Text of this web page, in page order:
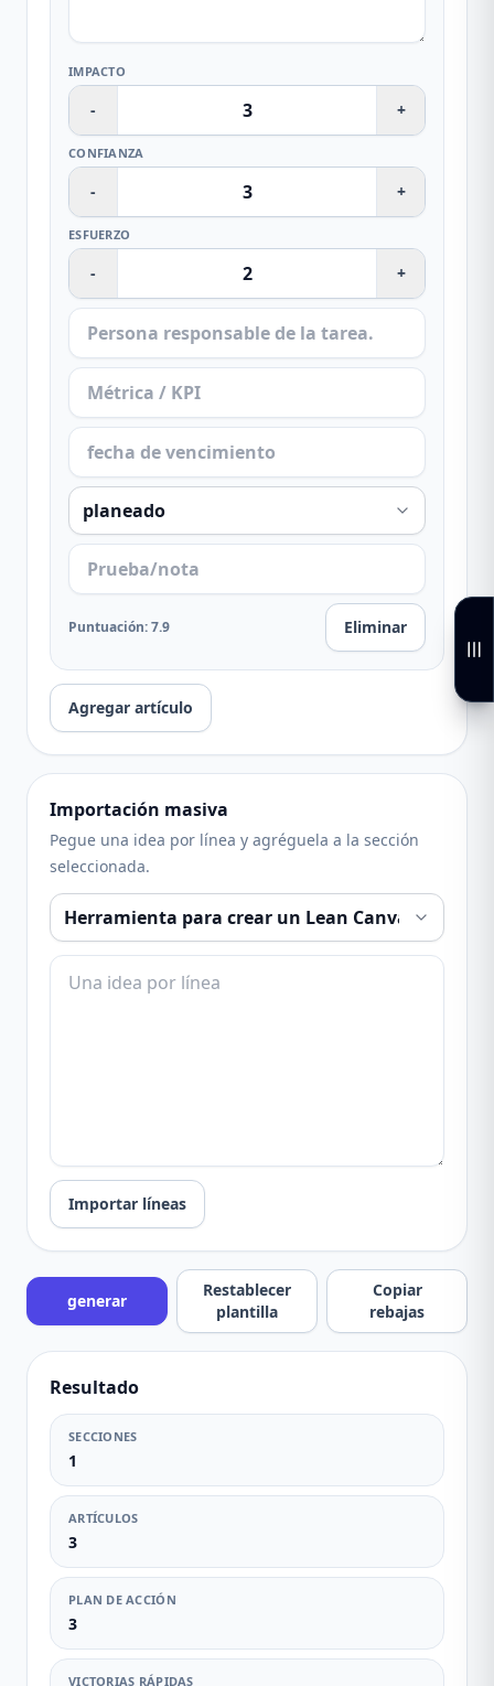
IMPACTO
- +
CONFIANZA
- +
ESFUERZO
- +
Puntuación:7.9 Eliminar
Agregar artículo
Importación masiva
Pegue una idea por línea y agréguela a la sección
seleccionada.
Importar líneas
generar
Restablecer
plantilla
Copiar
rebajas
Resultado
SECCIONES
1
ARTÍCULOS
3
PLAN DE ACCIÓN
3
VICTORIAS RÁPIDAS